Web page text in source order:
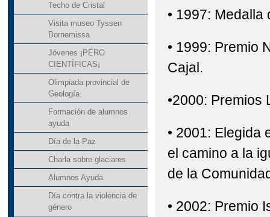
Techo de Cristal
Visita museo Tyssen
Bornemissa
Jóvenes ¡PERO
CIENTÍFICAS¡
Olimpiada provincial de
Geología.
Formación de alumnos
ayuda
Día de la Paz
Charla sobre glaciares
Alumnos Ayuda
Día contra la violencia de
género
• 1997:
• 1999: Premio
Cajal.
•2000: Premios
• 2001: Elegida
el camino a la
de la
• 2002: Premio